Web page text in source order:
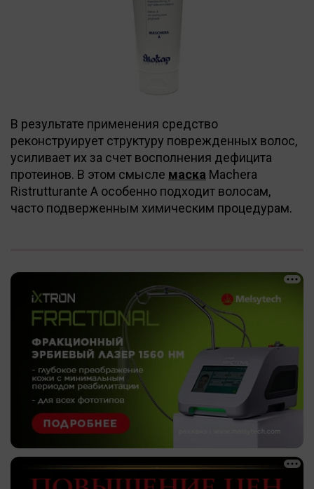
В результате применения средство
реконструирует структуру поврежденных волос,
усиливает их за счет восполнения дефицита
протеинов. В этом смысле маска Machera
Ristrutturante A особенно подходит волосам,
часто подверженным химическим процедурам.